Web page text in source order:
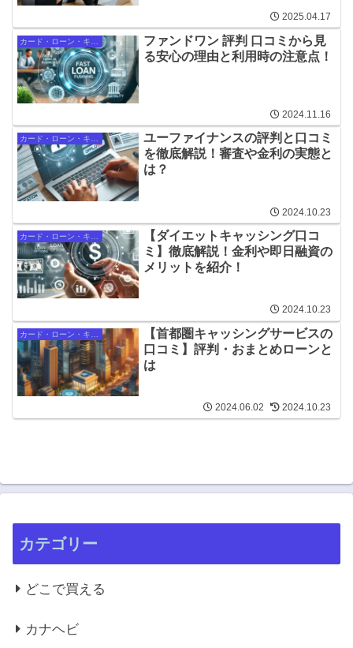
2025.04.17
ファンドワン 評判 口コミから見
る安心の理由と利用時の注意点！
2024.11.16
カード・ローン・キャッシング
ユーファイナンスの評判と口コミ
を徹底解説！審査や金利の実態と
は？
2024.10.23
【ダイエットキャッシング口コ
ミ】徹底解説！金利や即日融資の
メリットを紹介！
2024.10.23
【首都圏キャッシングサービスの
口コミ】評判・おまとめローンと
は
2024.06.02 2024.10.23
カテゴリー
どこで買える
カナヘビ